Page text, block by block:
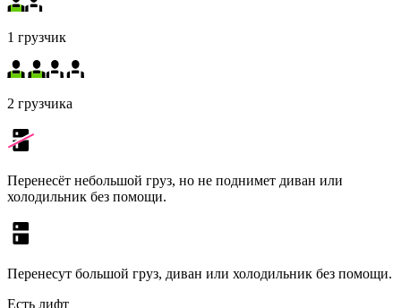
1 грузчик
2 грузчика
Перенесёт небольшой груз, но не поднимет диван или
холодильник без помощи.
Перенесут большой груз, диван или холодильник без помощи.
Есть лифт